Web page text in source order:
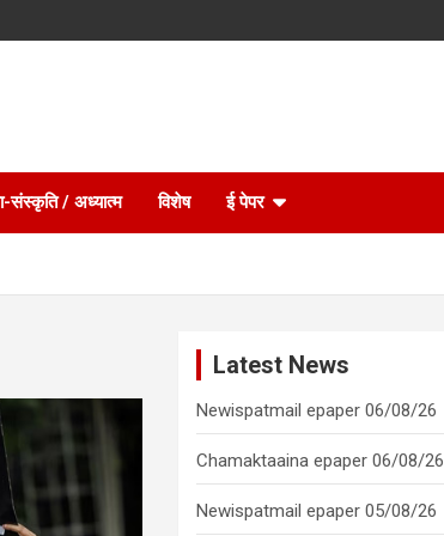
संस्कृति / अध्यात्म विशेष ई पेपर
Latest News
Newispatmail epaper 06/08/26
Chamaktaaina epaper 06/08/26
Newispatmail epaper 05/08/26